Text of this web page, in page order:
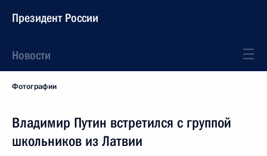
Президент России
Новости
Фотографии
Владимир Путин встретился с группой
школьников из Латвии